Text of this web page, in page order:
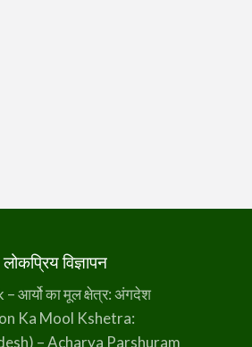
विज्ञापन
आर्यो का मूल क्षेत्र: अंगदेश
Ka Mool Kshetra:
– Acharya Parshuram